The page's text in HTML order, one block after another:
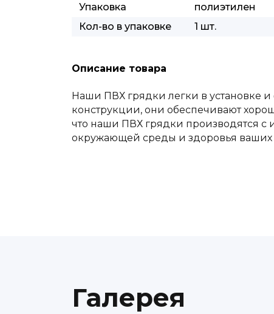
Упаковка
полиэтилен
Кол-во в упаковке
1 шт.
Описание товара
Наши ПВХ грядки легки в установке и
конструкции, они обеспечивают
что наши ПВХ грядки производятся с
окружающей среды и здоровья ваших
Галерея